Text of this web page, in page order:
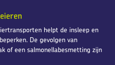
helpt de insleep en
De gevolgen van
of een salmonellabesmetting zijn